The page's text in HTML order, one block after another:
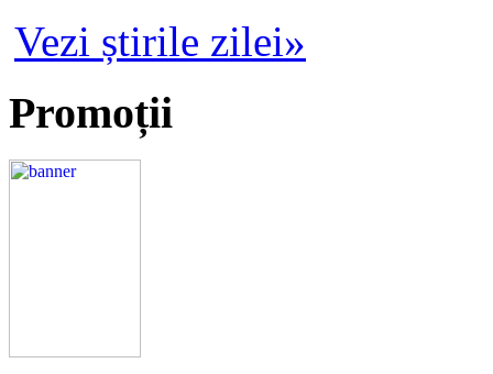
Vezi știrile zilei»
Promoții